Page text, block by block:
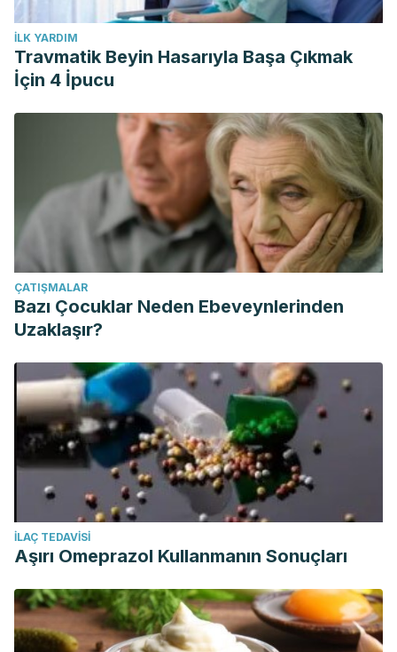
İLK YARDIM
Travmatik Beyin Hasarıyla Başa Çıkmak
İçin 4 İpucu
ÇATIŞMALAR
Bazı Çocuklar Neden Ebeveynlerinden
Uzaklaşır?
İLAÇ TEDAVISI
Aşırı Omeprazol Kullanmanın Sonuçları